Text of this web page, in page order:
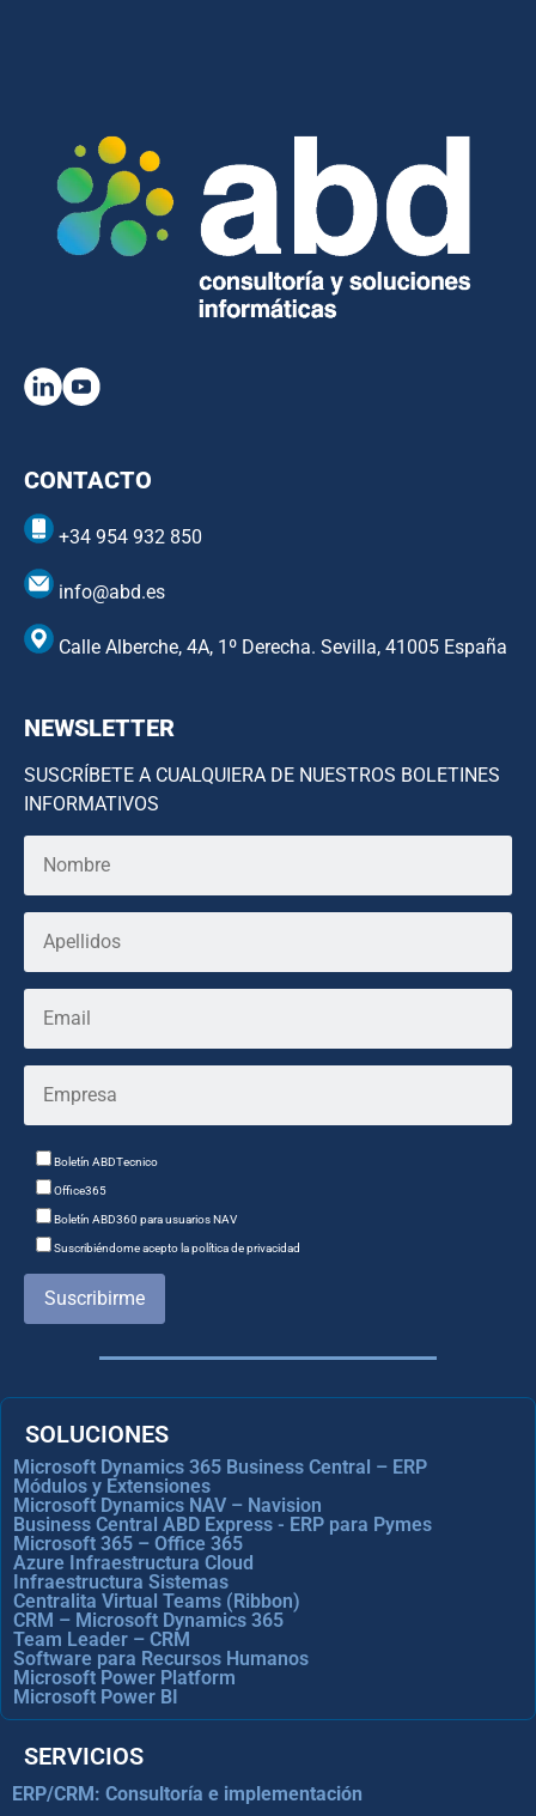
CONTACTO
+34 954 932 850
info@abd.es
Calle Alberche, 4A, 1º Derecha. Sevilla, 41005 España
NEWSLETTER
SUSCRÍBETE A CUALQUIERA DE NUESTROS BOLETINES
INFORMATIVOS
Boletín ABDTecnico
Office365
Boletín ABD360 para usuarios NAV
Suscribiéndome acepto la política de privacidad
Suscribirme
SOLUCIONES
Microsoft Dynamics 365 Business Central – ERP
Módulos y Extensiones
Microsoft Dynamics NAV – Navision
Business Central ABD Express - ERP para Pymes
Microsoft 365 – Office 365
Azure Infraestructura Cloud
Infraestructura Sistemas
Centralita Virtual Teams (Ribbon)
CRM – Microsoft Dynamics 365
Team Leader – CRM
Software para Recursos Humanos
Microsoft Power Platform
Microsoft Power BI
SERVICIOS
ERP/CRM: Consultoría e implementación